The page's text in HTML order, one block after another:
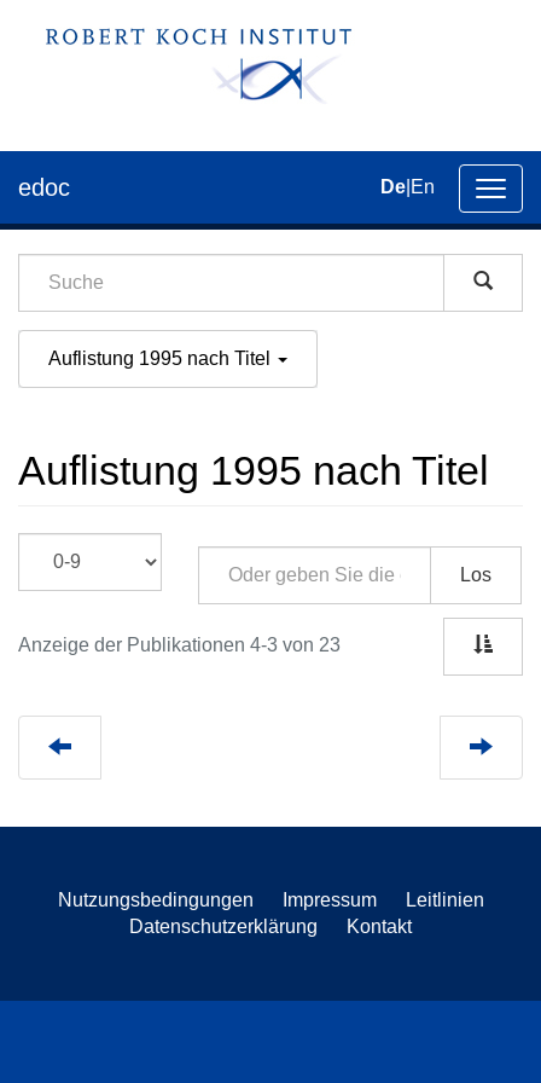
der
edoc De En
Auflistung 1995 nach Titel
Auflistung 1995 nach Titel
Los
Anzeige der Publikationen 4-3 von 23
Nutzungsbedingungen Impressum
Leitlinien
Datenschutzerklärung
Kontakt